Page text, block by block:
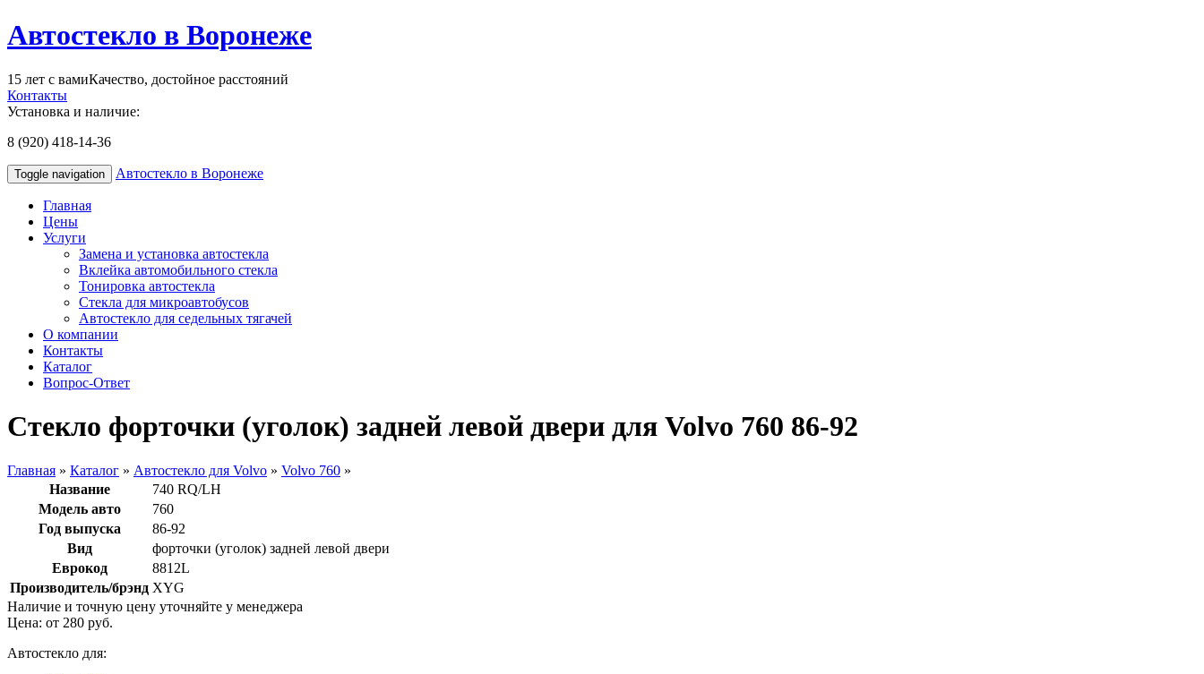
Автостекло в Воронеже
15 лет с вамиКачество, достойное расстояний
Контакты
Установка и наличие:
8 (920) 418-14-36
Toggle navigation Автостекло в Воронеже
Главная
Цены
Услуги
Замена и установка автостекла
Вклейка автомобильного стекла
Тонировка автостекла
Стекла для микроавтобусов
Автостекло для седельных тягачей
О компании
Контакты
Каталог
Вопрос-Ответ
Стекло форточки (уголок) задней левой двери для Volvo 760 86-92
Главная » Каталог » Автостекло для Volvo » Volvo 760 »
Название
740 RQ/LH
Модель авто
760
Год выпуска
86-92
Вид
форточки (уголок) задней левой двери
Еврокод
8812L
Производитель/брэнд XYG
Наличие и точную цену уточняйте у менеджера
Цена: от 280 руб.
Автостекло для: